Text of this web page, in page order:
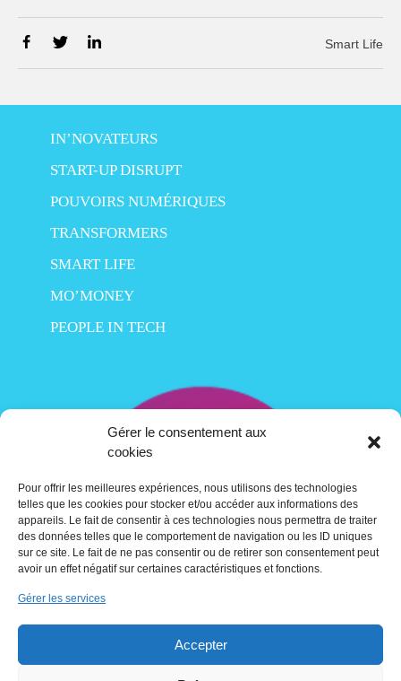
Gérer le consentement aux
cookies
Pour offrir les meilleures expériences, nous utilisons des technologies
telles que les cookies pour stocker et/ou accéder aux informations des
appareils. Le fait de consentir à ces technologies nous permettra de traiter
des données telles que le comportement de navigation ou les ID uniques
sur ce site. Le fait de ne pas consentir ou de retirer son consentement peut
avoir un effet négatif sur certaines caractéristiques et fonctions.
Gérer les services
Accepter
Smart Life
IN’NOVATEURS
START-UP DISRUPT
POUVOIRS NUMÉRIQUES
TRANSFORMERS
SMART LIFE
MO’MONEY
PEOPLE IN TECH
Crédits